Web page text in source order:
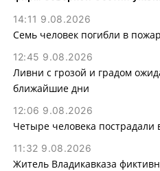
14:11 9.08.2026
Семь человек погибли в
12:45 9.08.2026
Ливни с грозой и градом
ближайшие дни
12:06 9.08.2026
Четыре человека пострадали
11:32 9.08.2026
Житель Владикавказа